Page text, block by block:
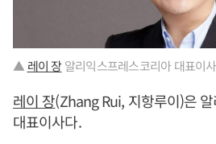
▲ 레이 장알리익스프레스코리아 대표이
레이 장(Zhang Rui, 지항루이)은
대표이사다.